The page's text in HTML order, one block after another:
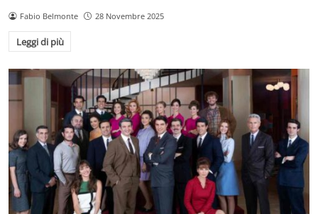
Fabio Belmonte 28 Novembre 2025
Leggi di più